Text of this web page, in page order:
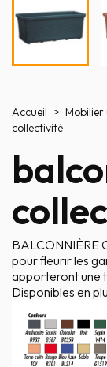
Accueil
collectivité
BALCONNIÈRE
pour fleurir les
apporteront une
Disponibles en